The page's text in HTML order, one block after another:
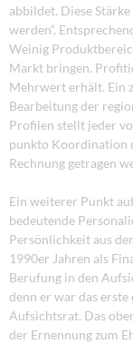
abbildet. Diese
werden“.
Weinig
Markt bringen.
Mehrwert erhält. Ein
Bearbeitung der
Profilen stellt jeder
punkto Koordination
Rechnung getragen
Ein weiterer Punkt
bedeutende
Persönlichkeit aus
1990er Jahren als
Berufung in den
denn er war das
Aufsichtsrat. Das
der Ernennung zum